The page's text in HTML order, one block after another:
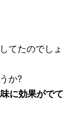
てたのでしょ
か?
に効果がでて